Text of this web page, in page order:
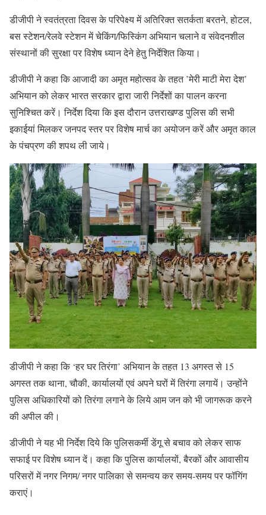
डीजीपी ने स्वतंत्रता दिवस के परिपेक्ष्य में अतिरिक्त सतर्कता बरतने, होटल,
बस स्टेशन/रेलवे स्टेशन में चेकिंग/फिस्किंग अभियान चलाने व संवेदनशील
संस्थानों की सुरक्षा पर विशेष ध्यान देने हेतु निर्देशित किया।
डीजीपी ने कहा कि आजादी का अमृत महोत्सव के तहत ’मेरी माटी मेरा देश’
अभियान को लेकर भारत सरकार द्वारा जारी निर्देशों का पालन करना
सुनिश्चित करें। निर्देश दिया कि इस दौरान उत्तराखण्ड पुलिस की सभी
इकाईयां मिलकर जनपद स्तर पर विशेष मार्च का अयोजन करें और अमृत काल
के पंचप्रण की शपथ ली जाये।
डीजीपी ने कहा कि ‘हर घर तिरंगा’ अभियान के तहत 13 अगस्त से 15
अगस्त तक थाना, चौकी, कार्यालयों एवं अपने घरों में तिरंगा लगायें। उन्होंने
पुलिस अधिकारियों को तिरंगा लगाने के लिये आम जन को भी जागरूक करने
की अपील की।
डीजीपी ने यह भी निर्देश दिये कि पुलिसकर्मी डेंगू से बचाव को लेकर साफ
सफाई पर विशेष ध्यान दें। कहा कि पुलिस कार्यालयों, बैरकों और आवासीय
परिसरों में नगर निगम/ नगर पालिका से समन्वय कर समय-समय पर फॉगिंग
कराएं।